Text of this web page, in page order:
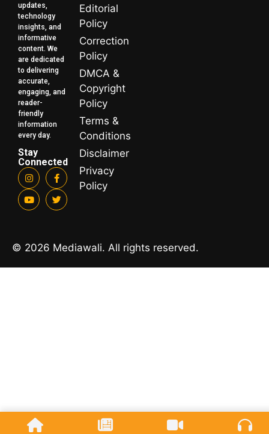
updates,
technology
insights, and
informative
content. We
are dedicated
to delivering
accurate,
engaging, and
reader-
friendly
information
every day.
Stay
Connected
Editorial
Policy
Correction
Policy
DMCA &
Copyright
Policy
Terms &
Conditions
Disclaimer
Privacy
Policy
© 2026 Mediawali. All rights reserved.